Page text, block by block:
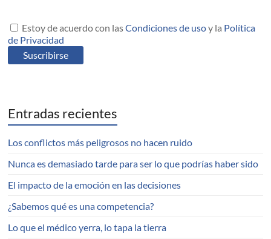
Estoy de acuerdo con lasCondiciones de usoy la Política
de Privacidad
Entradas recientes
Los conflictos más peligrosos no hacen ruido
Nunca es demasiado tarde para ser lo que podrías haber sido
El impacto de la emoción en las decisiones
¿Sabemos qué es una competencia?
Lo que el médico yerra, lo tapa la tierra